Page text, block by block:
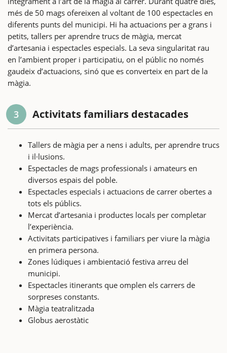
més de 50 mags ofereixen al voltant de 100 espectacles en
diferents punts del municipi. Hi ha actuacions per a grans i
petits, tallers per aprendre trucs de màgia, mercat
d’artesania i espectacles especials. La seva singularitat rau
en l’ambient proper i participatiu, on el públic no només
gaudeix d’actuacions, sinó que es converteix en part de la
màgia.
3 Activitats familiars destacades
Tallers de màgia per a nens i adults, per aprendre trucs
i il·lusions.
Espectacles de mags professionals i amateurs en
diversos espais del poble.
Espectacles especials i actuacions de carrer obertes a
tots els públics.
Mercat d’artesania i productes locals per completar
l’experiència.
Activitats participatives i familiars per viure la màgia
en primera persona.
Zones lúdiques i ambientació festiva arreu del
municipi.
Espectacles itinerants que omplen els carrers de
sorpreses constants.
Màgia teatralitzada
Globus aerostàtic